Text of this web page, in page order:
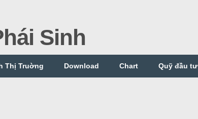
Sinh
Thị Truờng Download Chart Quỹ đầu tư